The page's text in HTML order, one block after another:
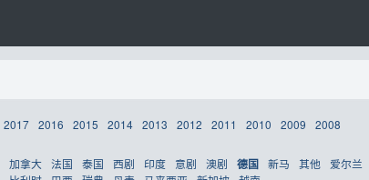
2017 2016 2015 2014 2013 2012 2011 2010 2009
2008
加拿大 法国 泰国 西剧 印度 意剧 澳剧 德国 新马 其他
爱尔兰